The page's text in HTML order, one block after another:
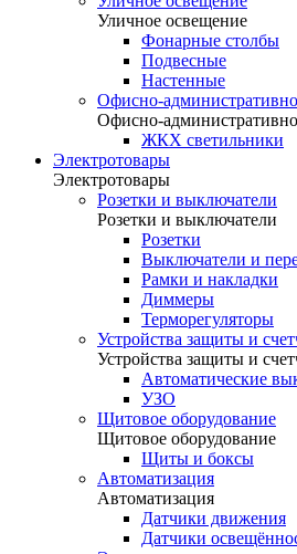
Уличное освещение
Фонарные столбы
Подвесные
Настенные
Офисно-
Офисно-
ЖКХ светильники
Электротовары
Электротовары
Розетки и выключатели
Розетки и выключатели
Розетки
Выключатели и
Рамки и накладки
Диммеры
Терморегуляторы
Устройства защиты и
Устройства защиты и
Автоматические
УЗО
Щитовое оборудование
Щитовое оборудование
Щиты и боксы
Автоматизация
Автоматизация
Датчики движения
Датчики